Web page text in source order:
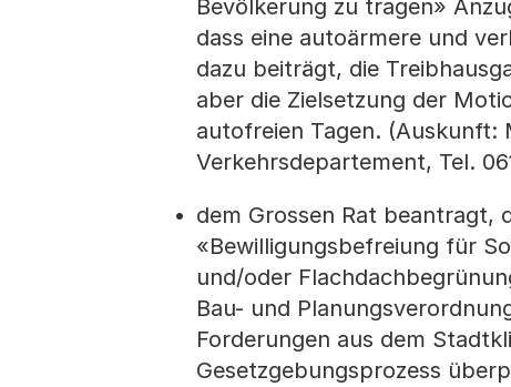
Bevölkerung zu tragen»
dass eine autoärmere und
dazu beiträgt, die
aber die Zielsetzung der
autofreien Tagen. (Auskunft:
Verkehrsdepartement, Tel.
dem Grossen Rat beantragt,
«Bewilligungsbefreiung für
und/oder
Bau- und
Forderungen aus dem
Gesetzgebungsprozess